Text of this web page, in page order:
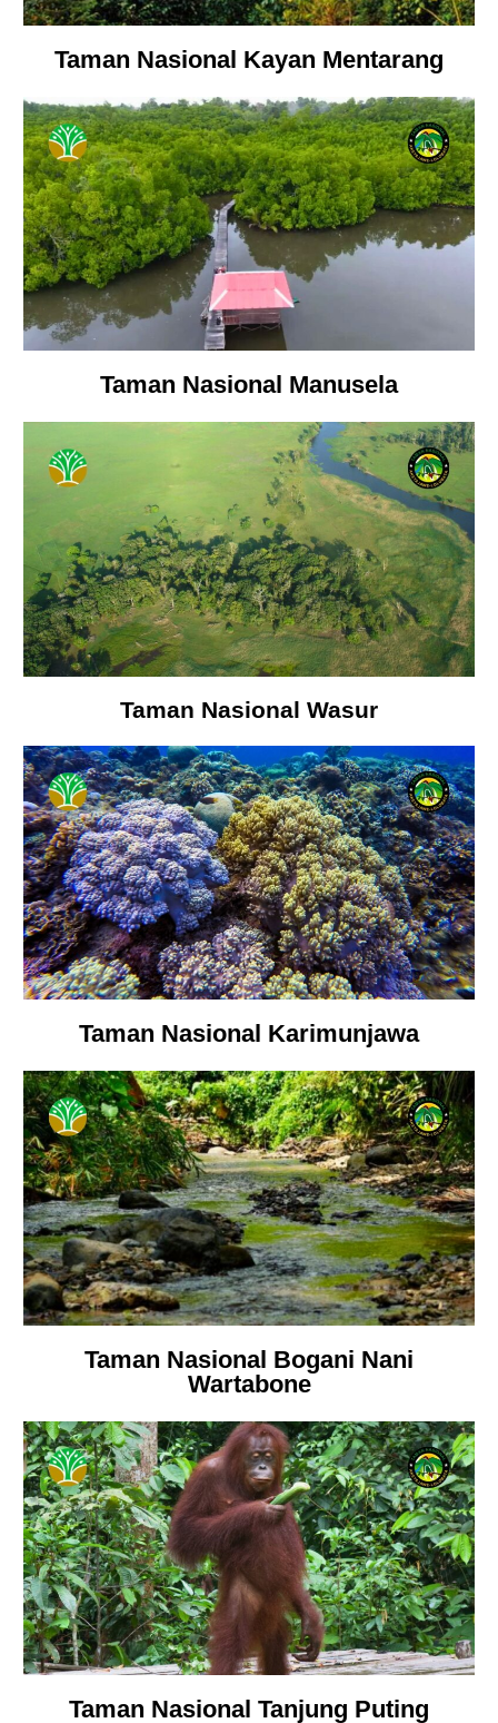
Taman Nasional Kayan Mentarang
Taman Nasional Manusela
Taman Nasional Wasur
Taman Nasional Karimunjawa
Taman Nasional Bogani Nani
Wartabone
Taman Nasional Tanjung Puting